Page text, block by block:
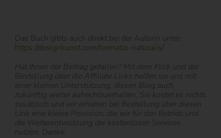
Das Buch gibts auch direkt bei der Autorin unter:
https://designkunst.com/formatio-naturalis/
Hat Ihnen der Beitrag gefallen? Mit dem Klick und der
Bestellung über die Affiliate Links helfen sie uns mit
einer kleinen Unterstützung, diesen Blog auch
zukünftig weiter aufrechtzuerhalten. Sie kostet es nichts
zusätzlich und wir erhalten bei Bestellung über diesen
Link eine kleine Provision, die wir für den Betrieb und
die Weiterentwicklung der kostenlosen Services
nutzen. Danke.